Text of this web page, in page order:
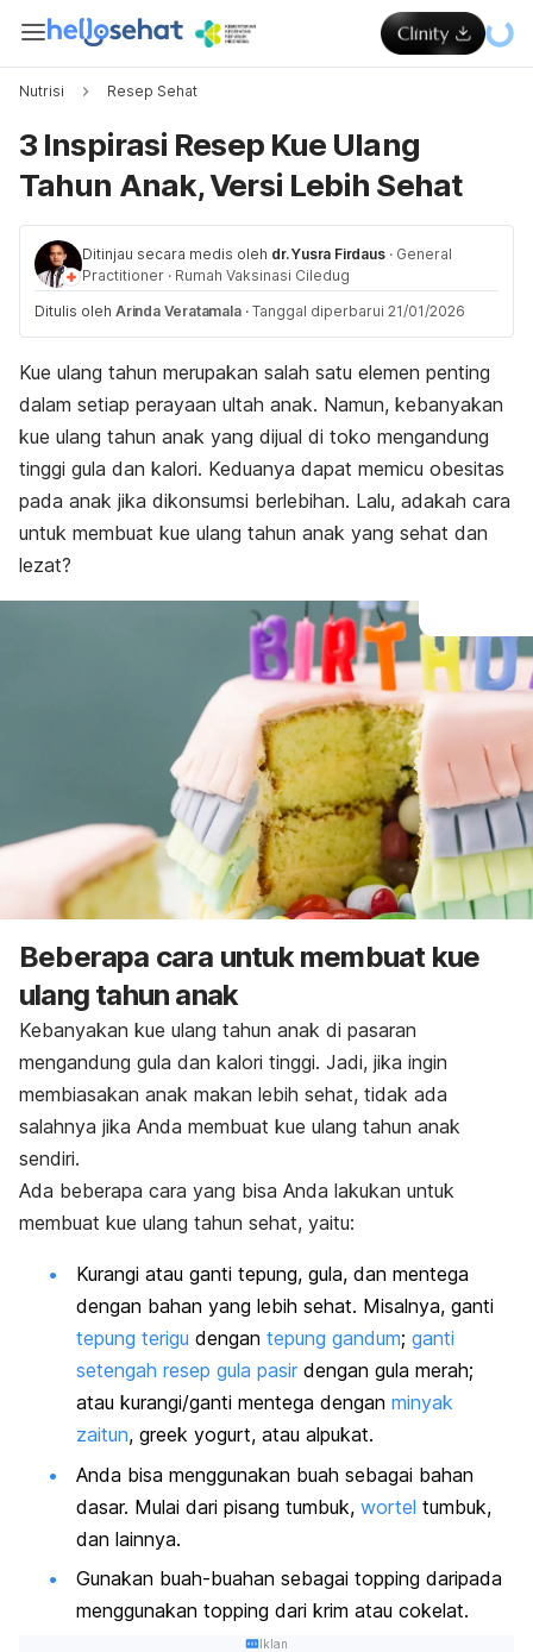
Nutrisi Resep Sehat
3 Inspirasi Resep Kue Ulang
Tahun Anak, Versi Lebih Sehat
Ditinjau secara medis oleh dr. Yusra Firdaus · General
Practitioner · Rumah Vaksinasi Ciledug
Ditulis oleh Arinda Veratamala · Tanggal diperbarui 21/01/2026
Kue ulang tahun merupakan salah satu elemen penting
dalam setiap perayaan ultah anak. Namun, kebanyakan
kue ulang tahun anak yang dijual di toko mengandung
tinggi gula dan kalori. Keduanya dapat memicu obesitas
pada anak jika dikonsumsi berlebihan. Lalu, adakah cara
untuk membuat kue ulang tahun anak yang sehat dan
lezat?
Beberapa cara untuk membuat kue
ulang tahun anak
Kebanyakan kue ulang tahun anak di pasaran
mengandung gula dan kalori tinggi. Jadi, jika ingin
membiasakan anak makan lebih sehat, tidak ada
salahnya jika Anda membuat kue ulang tahun anak
sendiri.
Ada beberapa cara yang bisa Anda lakukan untuk
membuat kue ulang tahun sehat, yaitu:
Kurangi atau ganti tepung, gula, dan mentega
dengan bahan yang lebih sehat. Misalnya, ganti
tepung terigu dengan tepung gandum; ganti
setengah resep gula pasir dengan gula merah;
atau kurangi/ganti mentega dengan minyak
zaitun, greek yogurt, atau alpukat.
Anda bisa menggunakan buah sebagai bahan
dasar. Mulai dari pisang tumbuk, wortel tumbuk,
dan lainnya.
Gunakan buah-buahan sebagai topping daripada
menggunakan topping dari krim atau cokelat.
Iklan